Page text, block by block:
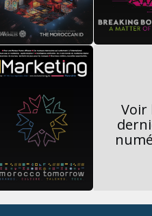
Voir